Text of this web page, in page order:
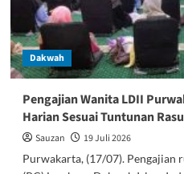
Publikasi
hingga
Tingkat
Dakwah
Pengajian Wanita LDII
Harian Sesuai Tuntunan
Sauzan
19 Juli 2026
Purwakarta, (17/07). Pengajian